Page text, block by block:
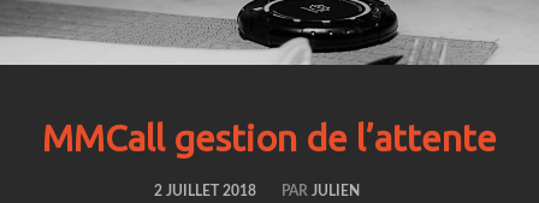
MMCall gestion de l’attente
2 JUILLET 2018 PAR JULIEN